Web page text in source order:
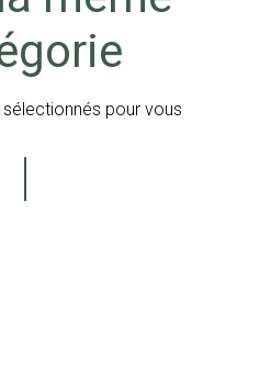
pour vous